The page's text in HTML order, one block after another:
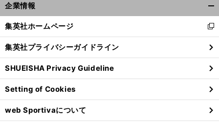
前
企業情報
閉
る
集英社ホームページ
新
し
い
ウ
ィ
ン
ド
ウ
で
集英社プライバシーガイドライン
SHUEISHA Privacy Guideline
Setting of Cookies
web Sportivaについて